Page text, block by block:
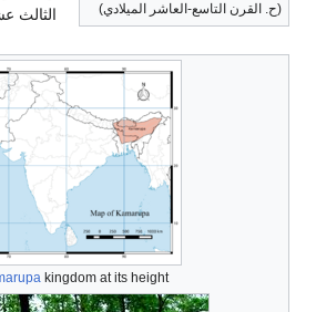
(ح. القرن التاسع-العاشر الميلادي)
Kamarupakingdom at its height
الثالث عشر